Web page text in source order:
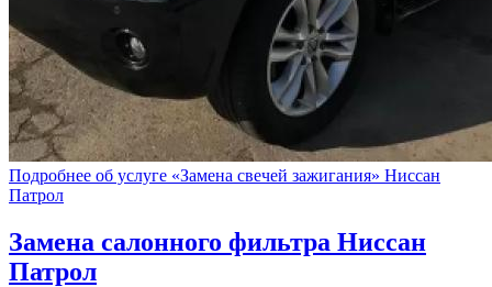
Подробнее об услуге «Замена свечей зажигания» Ниссан
Патрол
Замена салонного фильтра Ниссан
Патрол